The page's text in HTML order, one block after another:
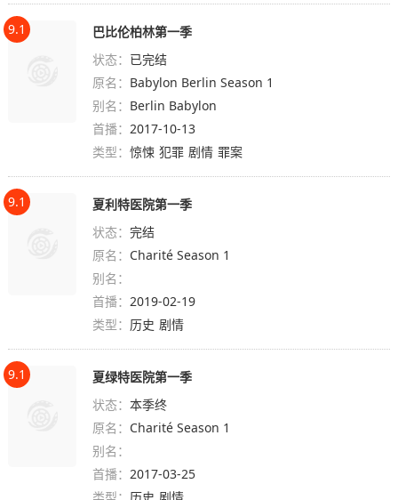
9.1
巴比伦柏林第一季
状态： 已完结
原名： Babylon Berlin Season 1
别名： Berlin Babylon
首播：2017-10-13
类型：惊悚 犯罪 剧情 罪案
9.1
夏利特医院第一季
状态：完结
原名： Charité Season 1
别名：
首播：2019-02-19
类型： 历史 剧情
9.1
夏绿特医院第一季
状态：本季终
原名： Charité Season 1
别名：
首播：2017-03-25